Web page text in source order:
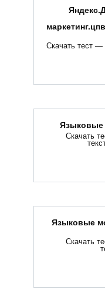
Скачать тест —
Языковые
Скачать
Языковые
Скачать